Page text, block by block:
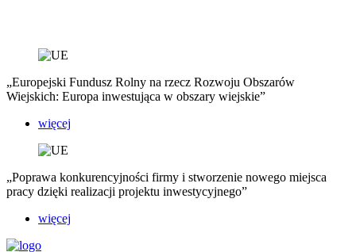
„Europejski Fundusz Rolny na rzecz Rozwoju Obszarów
Wiejskich: Europa inwestująca w obszary wiejskie”
więcej
„Poprawa konkurencyjności firmy i stworzenie nowego miejsca
pracy dzięki realizacji projektu inwestycyjnego”
więcej